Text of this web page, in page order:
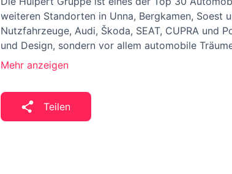
weiteren Standorten in Unna, Bergkamen, Soest
Nutzfahrzeuge, Audi, Škoda, SEAT, CUPRA und
und Design, sondern vor allem automobile
Mehr anzeigen
Teilen